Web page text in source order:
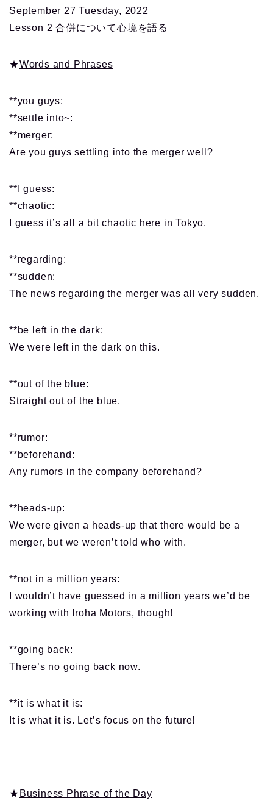
September 27 Tuesday, 2022
Lesson 2 合併について心境を語る
★Words and Phrases
**you guys:
**settle into~:
**merger:
Are you guys settling into the merger well?
**I guess:
**chaotic:
I guess it’s all a bit chaotic here in Tokyo.
**regarding:
**sudden:
The news regarding the merger was all very sudden.
**be left in the dark:
We were left in the dark on this.
**out of the blue:
Straight out of the blue.
**rumor:
**beforehand:
Any rumors in the company beforehand?
**heads-up:
We were given a heads-up that there would be a
merger, but we weren’t told who with.
**not in a million years:
I wouldn’t have guessed in a million years we’d be
working with Iroha Motors, though!
**going back:
There’s no going back now.
**it is what it is:
It is what it is. Let’s focus on the future!
★ Business Phrase of the Day